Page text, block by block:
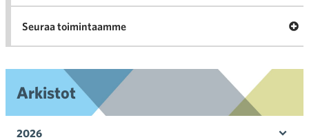
Seuraa toimintaamme
Arkistot
2026